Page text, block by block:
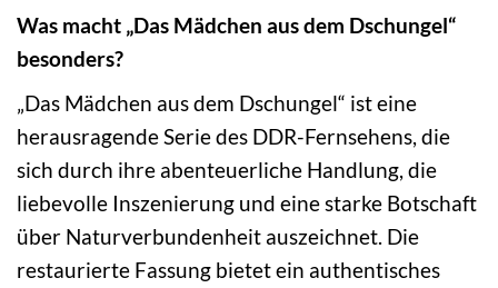
Was macht „Das Mädchen aus dem Dschungel“
besonders?
„Das Mädchen aus dem Dschungel“ ist eine
herausragende Serie des DDR-Fernsehens, die
sich durch ihre abenteuerliche Handlung, die
liebevolle Inszenierung und eine starke Botschaft
über Naturverbundenheit auszeichnet. Die
restaurierte Fassung bietet ein authentisches